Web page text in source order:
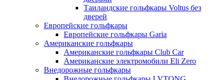
Таиландские гольфкары Voltus без
дверей
Европейские гольфкары
Европейские гольфкары Garia
Американские гольфкары
Американские гольфкары Club Car
Американские электромобили Eli Zero
Внедорожные гольфкары